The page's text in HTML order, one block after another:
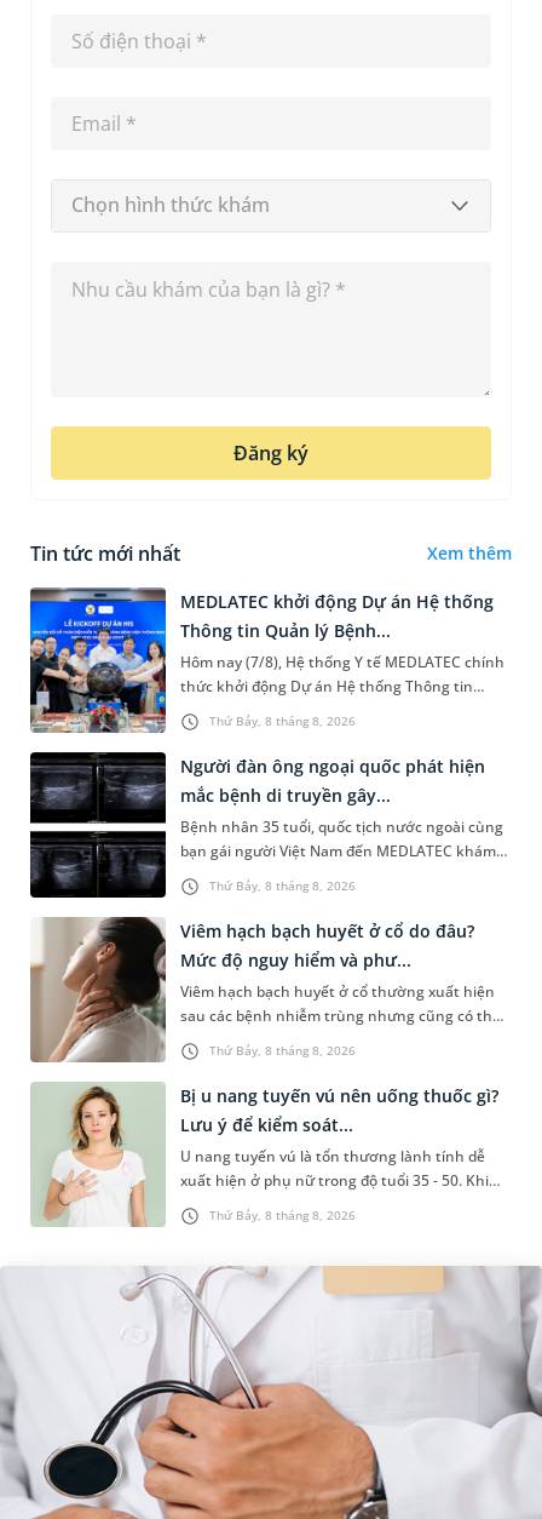
Chọn hình thức khám
Đăng ký
Tin tức mới nhất Xem thêm
Thứ Bảy, 8 tháng 8, 2026
MEDLATEC khởi động Dự án Hệ thống
Thông tin Quản lý Bệnh...
Hôm nay (7/8), Hệ thống Y tế MEDLATEC chính
thức khởi động Dự án Hệ thống Thông tin
Quản lý Bệnh viện (HIS - Hospital Information
System) giai đoạn mới. Dự á...
Thứ Bảy, 8 tháng 8, 2026
Người đàn ông ngoại quốc phát hiện
mắc bệnh di truyền gây...
Bệnh nhân 35 tuổi, quốc tịch nước ngoài cùng
bạn gái người Việt Nam đến MEDLATEC khám
sức khỏe tiền hôn nhân. Qua thăm khám và
làm các xét nghiệm chuyên sâu,...
Thứ Bảy, 8 tháng 8, 2026
Viêm hạch bạch huyết ở cổ do đâu?
Mức độ nguy hiểm và phư...
Viêm hạch bạch huyết ở cổ thường xuất hiện
sau các bệnh nhiễm trùng nhưng cũng có thể
liên quan đến lao hạch hoặc ung thư. Để tìm
hiểu nguyên nhân gây viêm,...
Thứ Bảy, 8 tháng 8, 2026
Bị u nang tuyến vú nên uống thuốc gì?
Lưu ý để kiểm soát...
U nang tuyến vú là tổn thương lành tính dễ
xuất hiện ở phụ nữ trong độ tuổi 35 - 50. Khi
được chẩn đoán mắc bệnh, nhiều người
thường băn khoăn u nang tuyến v...